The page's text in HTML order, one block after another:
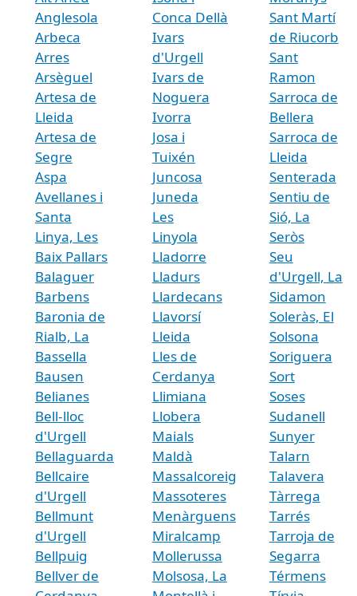
Anglesola
Arbeca
Arres
Arsèguel
Artesa de
Lleida
Artesa de
Segre
Aspa
Avellanes i
Santa
Linya, Les
Baix Pallars
Balaguer
Barbens
Baronia de
Rialb, La
Bassella
Bausen
Belianes
Bell-lloc
d'Urgell
Bellaguarda
Bellcaire
d'Urgell
Bellmunt
d'Urgell
Bellpuig
Bellver de
Conca Dellà
Ivars
d'Urgell
Ivars de
Noguera
Ivorra
Josa i
Tuixén
Juncosa
Juneda
Les
Linyola
Lladorre
Lladurs
Llardecans
Llavorsí
Lleida
Lles de
Cerdanya
Llimiana
Llobera
Maials
Maldà
Massalcoreig
Massoteres
Menàrguens
Miralcamp
Mollerussa
Molsosa, La
Sant Martí
de Riucorb
Sant
Ramon
Sarroca de
Bellera
Sarroca de
Lleida
Senterada
Sentiu de
Sió, La
Seròs
Seu
d'Urgell, La
Sidamon
Soleràs, El
Solsona
Soriguera
Sort
Soses
Sudanell
Sunyer
Talarn
Talavera
Tàrrega
Tarrés
Tarroja de
Segarra
Térmens